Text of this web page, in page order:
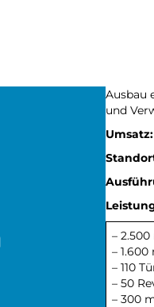
Ausbau
und
Umsatz:
–
–
– 110
– 50
– 300